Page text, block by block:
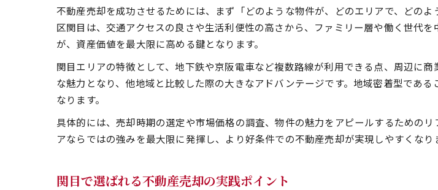
不動産売却で起業を目指す方
関目で起業する際の不動
不動産売却と起業のシナ
地域需要を見極めた賢い売却
不動産売却を成功させるためには、まず「どのような物件が、どのエリアで、どの
区関目は、交通アクセスの良さや生活利便性の高さから、ファミリー層や働く世代
が、資産価値を最大限に高める鍵となります。
関目エリアの特徴として、地下鉄や京阪電車など複数路線が利用できる点、周辺に
な魅力となり、他地域と比較した際の大きなアドバンテージです。地域密着型であ
なります。
具体的には、売却時期の選定や市場価格の調査、物件の魅力をアピールするための
アならではの強みを最大限に発揮し、より好条件での不動産売却が実現しやすくなり
関目で選ばれる不動産売却の実践ポイント